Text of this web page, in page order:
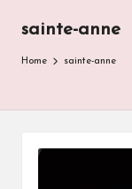
sainte-anne
Home sainte-anne